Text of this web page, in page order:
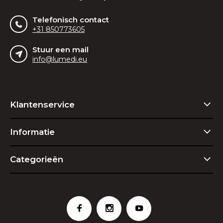
Telefonisch contact
+31 850773605
Stuur een mail
info@lumedi.eu
Klantenservice
Informatie
Categorieën